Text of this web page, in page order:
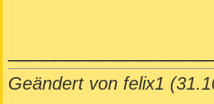
Geändert von felix1